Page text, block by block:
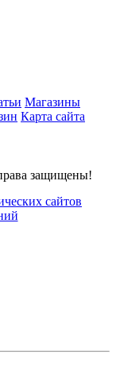
Магазины
Карта сайта
защищены!